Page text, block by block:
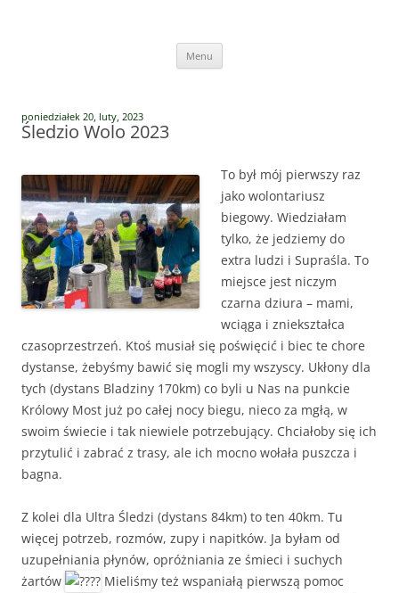
Menu
poniedziałek 20, luty, 2023
Śledzio Wolo 2023
To był mój pierwszy raz
jako wolontariusz
biegowy. Wiedziałam
tylko, że jedziemy do
extra ludzi i Supraśla. To
miejsce jest niczym
czarna dziura – mami,
wciąga i zniekształca
czasoprzestrzeń. Ktoś musiał się poświęcić i biec te chore
dystanse, żebyśmy bawić się mogli my wszyscy. Ukłony dla
tych (dystans Bladziny 170km) co byli u Nas na punkcie
Królowy Most już po całej nocy biegu, nieco za mgłą, w
swoim świecie i tak niewiele potrzebujący. Chciałoby się ich
przytulić i zabrać z trasy, ale ich mocno wołała puszcza i
bagna.
Z kolei dla Ultra Śledzi (dystans 84km) to ten 40km. Tu
więcej potrzeb, rozmów, zupy i napitków. Ja byłam od
uzupełniania płynów, opróżniania ze śmieci i suchych
żartów
Mieliśmy też wspaniałą pierwszą pomoc